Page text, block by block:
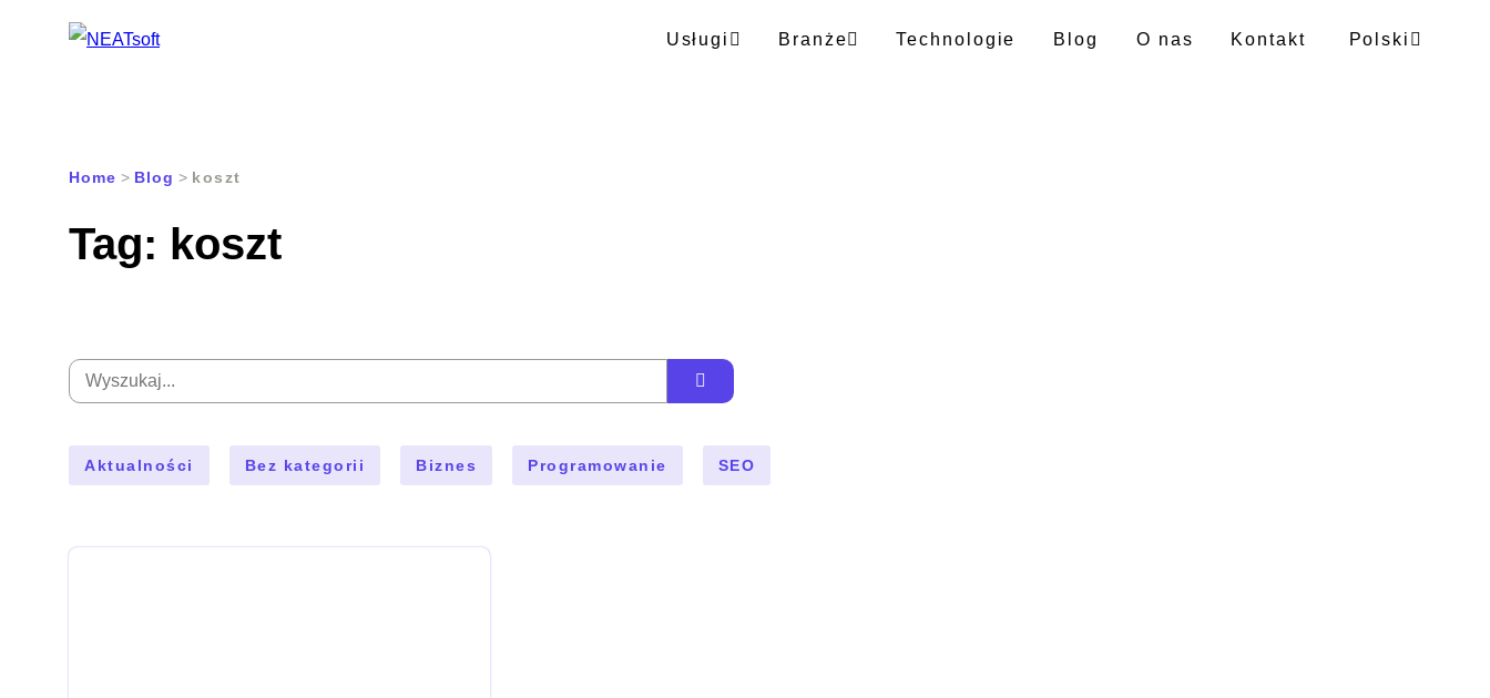
Usługi Branże Technologie Blog O nas Kontakt Polski
Home > Blog > koszt
Tag: koszt
Wyszukaj:
Aktualności Bez kategorii Biznes Programowanie SEO